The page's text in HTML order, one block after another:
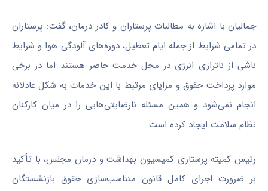
جمالیان با اشاره به مطالبات پرستاران و کادر درمان، گفت: پرستاران
در تمامی شرایط از جمله ایام تعطیل، دوره‌های آلودگی هوا و شرایط
ناشی از ناترازی انرژی در محل خدمت حاضر هستند اما در برخی
موارد پرداخت حقوق و مزایای مرتبط با این خدمات به شکل عادلانه
انجام نمی‌شود و همین مسئله نارضایتی‌هایی را در میان کارکنان
نظام سلامت ایجاد کرده است.
رئیس کمیته پرستاری کمیسیون بهداشت و درمان مجلس، با تأکید
بر ضرورت اجرای کامل قانون متناسب‌سازی حقوق بازنشستگان